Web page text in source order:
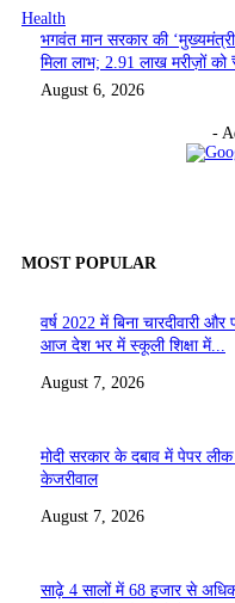
Health
भगवंत मान सरकार की
मिला लाभ; 2.91 लाख मरीज़ों
August 6, 2026
-
MOST POPULAR
वर्ष 2022 में बिना चारदीवारी
आज देश भर में स्कूली शिक्षा में...
August 7, 2026
मोदी सरकार के दबाव में पेपर
केजरीवाल
August 7, 2026
साढ़े 4 सालों में 68 हजार से